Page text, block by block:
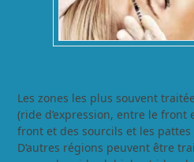
Les zones les plus souvent
(ride d’expression, entre le front
front et des sourcils et les pattes
D’autres régions peuvent être